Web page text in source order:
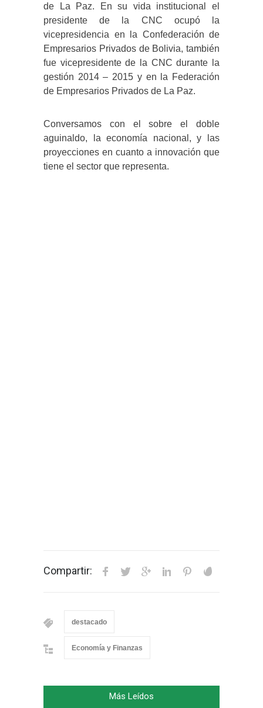
de La Paz. En su vida institucional el
presidente de la CNC ocupó la
vicepresidencia en la Confederación de
Empresarios Privados de Bolivia, también
fue vicepresidente de la CNC durante la
gestión 2014 – 2015 y en la Federación
de Empresarios Privados de La Paz.
Conversamos con el sobre el doble
aguinaldo, la economía nacional, y las
proyecciones en cuanto a innovación que
tiene el sector que representa.
Compartir:
destacado
Economía y Finanzas
Más Leídos